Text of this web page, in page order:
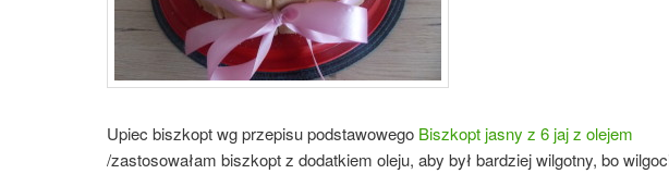
Upiec biszkopt wg przepisu podstawowego Biszkopt jasny z 6 jaj z olejem
/zastosowałam biszkopt z dodatkiem oleju, aby był bardziej wilgotny, bo